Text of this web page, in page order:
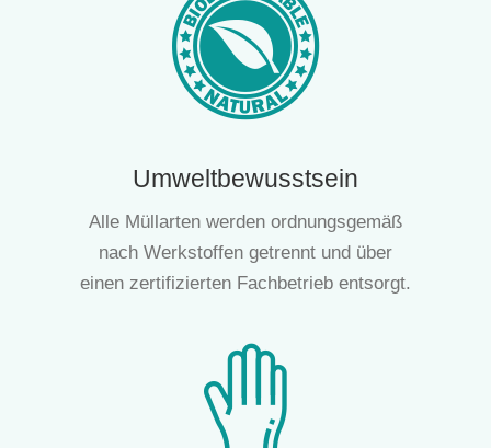
Umweltbewusstsein
Alle Müllarten werden ordnungsgemäß
nach Werkstoffen getrennt und über
einen zertifizierten Fachbetrieb entsorgt.